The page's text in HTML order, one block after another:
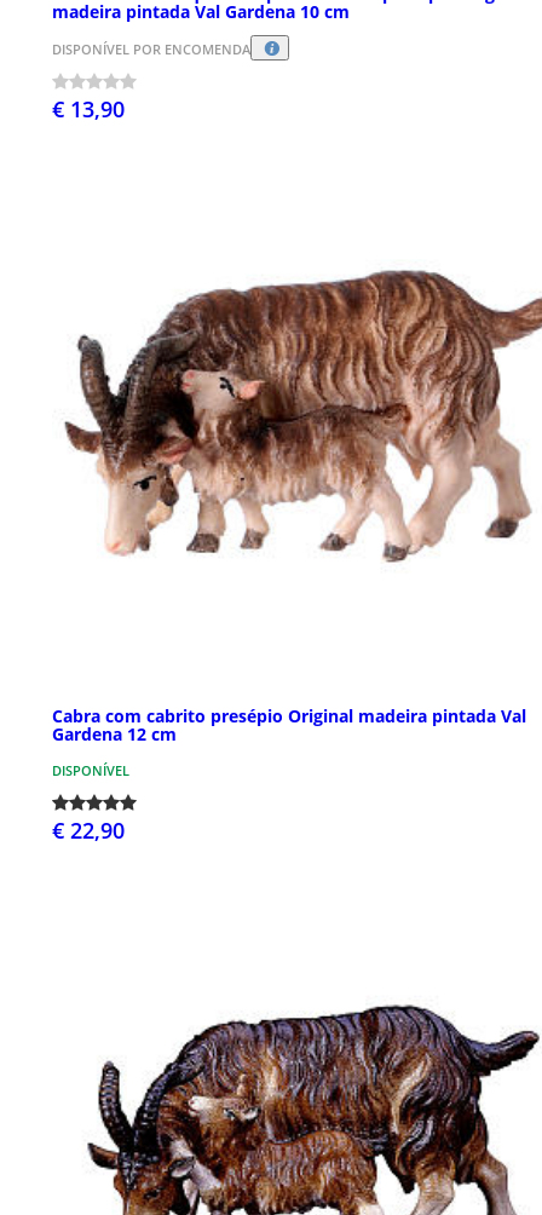
madeira pintada Val Gardena 10 cm
DISPONÍVEL POR ENCOMENDA
€ 13,90
Cabra com cabrito presépio Original madeira pintada Val
Gardena 12 cm
DISPONÍVEL
€ 22,90